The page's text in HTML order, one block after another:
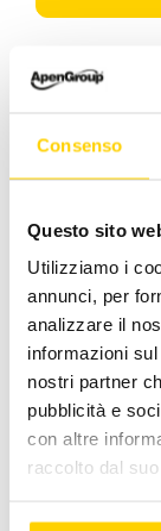
Consenso
Questo sito
Utilizziamo i
annunci, per
analizzare il
informazioni
nostri partner
pubblicità e
con altre
raccolto dal
For more
products:
April 2, 2026
ATPMonza